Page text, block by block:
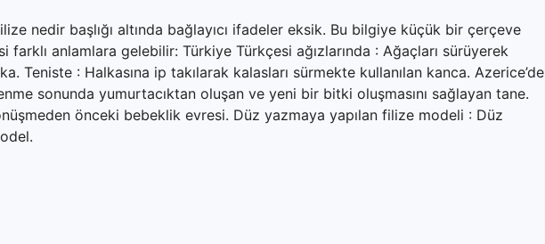
nedir başlığı altında bağlayıcı ifadeler eksik. Bu bilgiye küçük bir çerçeve
farklı anlamlara gelebilir: Türkiye Türkçesi ağızlarında : Ağaçları sürüyerek
Teniste : Halkasına ip takılarak kalasları sürmekte kullanılan kanca. Azerice’de
sonunda yumurtacıktan oluşan ve yeni bir bitki oluşmasını sağlayan tane.
önceki bebeklik evresi. Düz yazmaya yapılan filize modeli : Düz